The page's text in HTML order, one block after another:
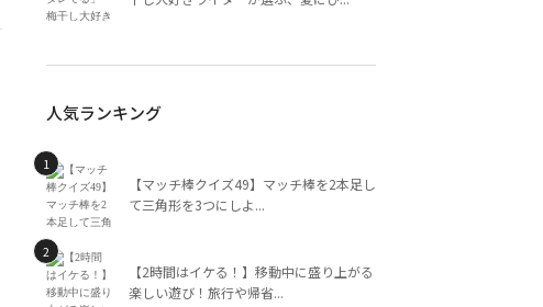
人気ランキング
【マッチ棒クイズ49】マッチ棒を2本足し
て三角形を3つにしよ...
【2時間はイケる！】移動中に盛り上がる
楽しい遊び！旅行や帰省...